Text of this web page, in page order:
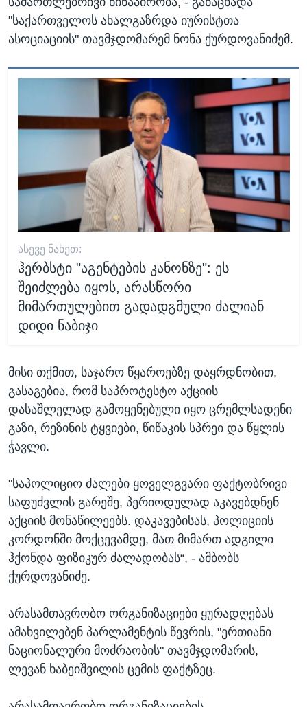
"საქართველოს ახალგაზრდა იურისტთა
ასოციაციის" თავმჯდომარემ ნონა ქურდოვანიძემ.
ᲐᲡᲔᲕᲔ ᲜᲐᲮᲔᲗ:
ჰერბსტი "აგენტების კანონზე": ეს
შეიძლება იყოს, არასწორი
მიმართულებით გადადგმული ძალიან
დიდი ნაბიჯი
მისი თქმით, საჯარო წყაროებზე დაყრდნობით,
გასაგებია, რომ საპროტესტო აქციის
დასაშლელად გამოყენებული იყო ცრემლსადენი
გაზი, რეზინის ტყვიები, წიწაკის სპრეი და წყლის
ჭავლი.
"საპოლიციო ძალები ყოველგვარი ფაქტობრივი
საფუძვლის გარეშე, პერიოდულად აკავებდნენ
აქციის მონაწილეებს. დაკავებისას, პოლიციის
კორდონში მოქცევამდე, მათ მიმართ ადგილი
ჰქონდა ფიზიკურ ძალადობას“, - ამბობს
ქურდოვანიძე.
არასამთავრობო ორგანიზაციები ყურადღებას
ამახვილებენ პარლამენტის წევრის, "ერთიანი
ნაციონალური მოძრაობის" თავმჯდომარის,
ლევან ხაბეიშვილის ცემის ფაქტზეც.